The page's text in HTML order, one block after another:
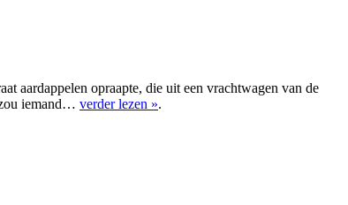
aardappelen opraapte, die uit een vrachtwagen van de
iemand… verder lezen ».